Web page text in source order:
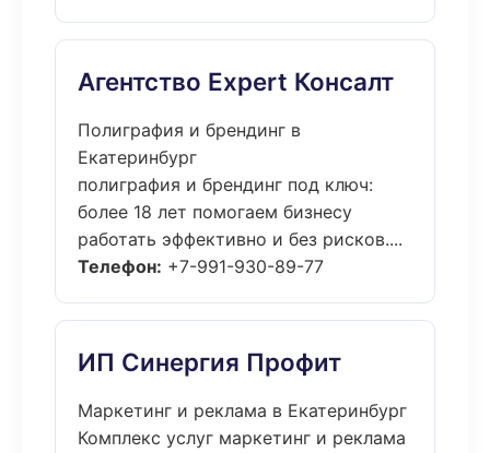
Агентство Expert Консалт
Полиграфия и брендинг в
Екатеринбург
полиграфия и брендинг под ключ:
более 18 лет помогаем бизнесу
работать эффективно и без рисков....
Телефон: +7-991-930-89-77
ИП Синергия Профит
Маркетинг и реклама в Екатеринбург
Комплекс услуг маркетинг и реклама